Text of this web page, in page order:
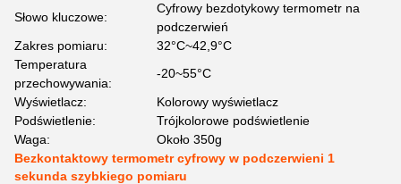
Słowo kluczowe:
Cyfrowy bezdotykowy termometr na
podczerwień
Zakres pomiaru:
32°C~42,9°C
Temperatura
przechowywania:
-20~55°C
Wyświetlacz:
Kolorowy wyświetlacz
Podświetlenie:
Trójkolorowe podświetlenie
Waga:
Około 350g
Bezkontaktowy termometr cyfrowy w podczerwieni 1
sekunda szybkiego pomiaru